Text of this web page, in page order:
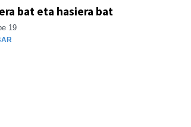
bat eta hasiera bat
19